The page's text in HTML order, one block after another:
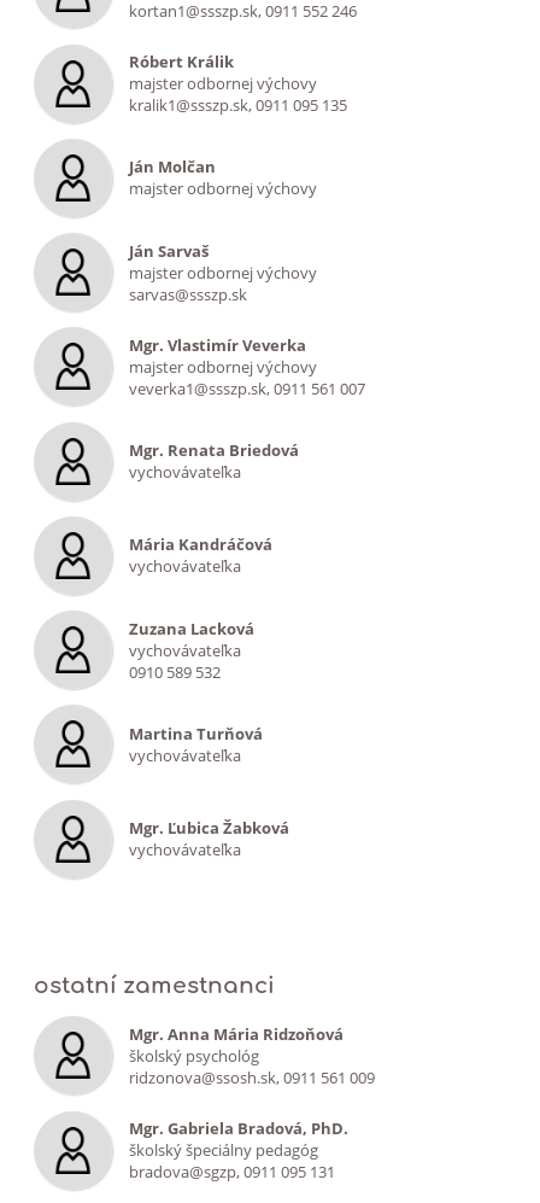
kortan1@ssszp.sk, 0911 552 246
Róbert Králik
majster odbornej výchovy
kralik1@ssszp.sk, 0911 095 135
Ján Molčan
majster odbornej výchovy
Ján Sarvaš
majster odbornej výchovy
sarvas@ssszp.sk
Mgr. Vlastimír Veverka
majster odbornej výchovy
veverka1@ssszp.sk, 0911 561 007
Mgr. Renata Briedová
vychovávateľka
Mária Kandráčová
vychovávateľka
Zuzana Lacková
vychovávateľka
0910 589 532
Martina Turňová
vychovávateľka
Mgr. Ľubica Žabková
vychovávateľka
ostatní zamestnanci
Mgr. Anna Mária Ridzoňová
školský psychológ
ridzonova@ssosh.sk, 0911 561 009
Mgr. Gabriela Bradová, PhD.
školský špeciálny pedagóg
bradova@sgzp, 0911 095 131